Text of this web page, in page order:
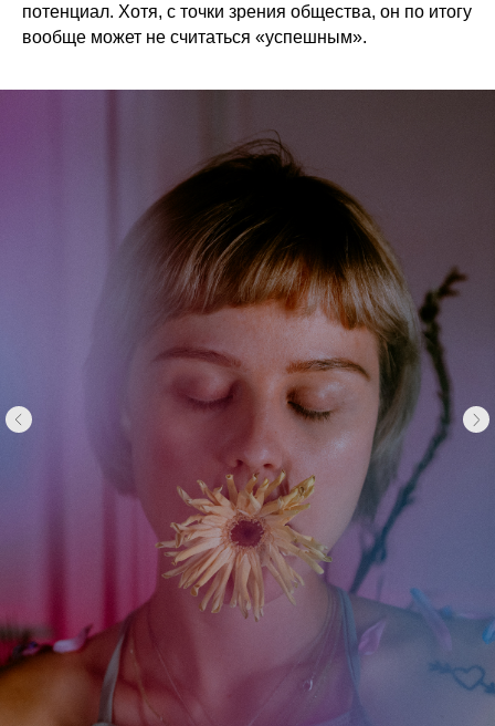
потенциал. Хотя, с точки зрения общества, он по итогу
вообще может не считаться «успешным».